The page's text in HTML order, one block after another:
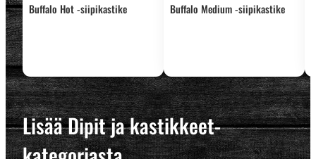
Buffalo Hot -siipikastike Buffalo Medium -siipikastike
Lisää Dipit ja kastikkeet-